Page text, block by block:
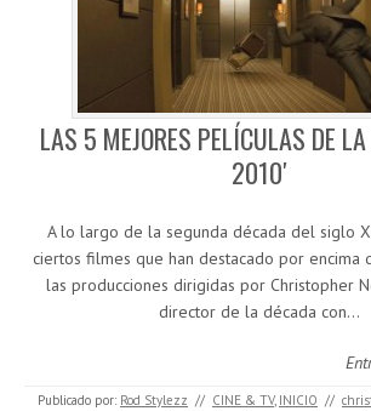
LAS 5 MEJORES PELÍCULAS DE
2010′
A lo largo de la segunda década del siglo
ciertos filmes que han destacado por encima
las producciones dirigidas por Christopher
director de la década con…
Publicado por: Rod Stylezz // CINE & TV, INICIO //